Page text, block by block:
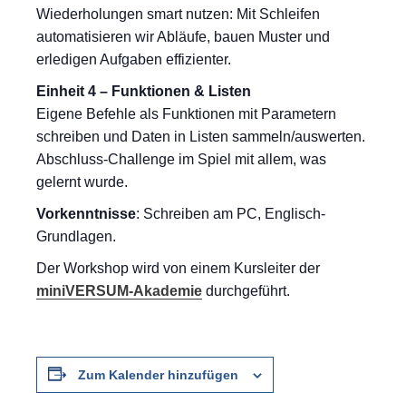
Wiederholungen smart nutzen: Mit Schleifen
automatisieren wir Abläufe, bauen Muster und
erledigen Aufgaben effizienter.
Einheit 4 – Funktionen & Listen
Eigene Befehle als Funktionen mit Parametern
schreiben und Daten in Listen sammeln/auswerten.
Abschluss-Challenge im Spiel mit allem, was
gelernt wurde.
Vorkenntnisse: Schreiben am PC, Englisch-
Grundlagen.
Der Workshop wird von einem Kursleiter der
miniVERSUM-Akademie durchgeführt.
Zum Kalender hinzufügen